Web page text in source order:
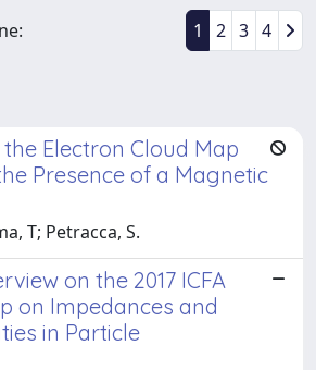
1 2 3 4
Electron Cloud Map
Presence of a Magnetic
T; Petracca, S.
on the 2017 ICFA
on Impedances and
in Particle